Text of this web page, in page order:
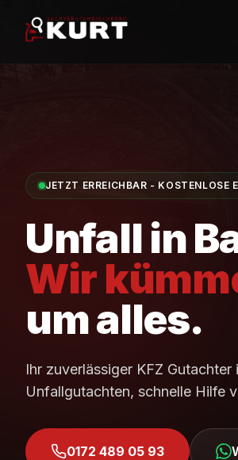
JETZT ERREICHBAR - KOSTENLOSE
Unfall in
Wir
um alles.
Ihr zuverlässiger KFZ Gutachter
Unfallgutachten, schnelle Hilfe
0172 489 05 93